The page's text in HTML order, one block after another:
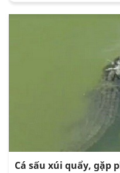
Cá sấu xúi quẩy, gặp